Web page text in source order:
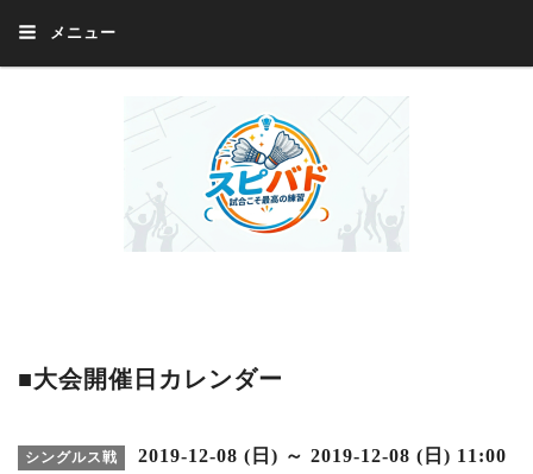
メニュー
■大会開催日カレンダー
シングルス戦
2019-12-08 (日) ～ 2019-12-08 (日) 11:00